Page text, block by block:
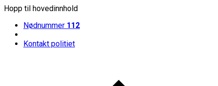
Hopp til hovedinnhold
Nødnummer 112
Kontakt politiet